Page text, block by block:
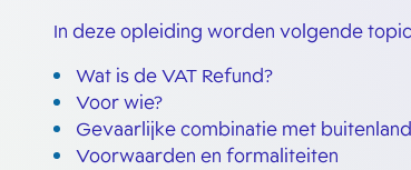
In deze opleiding worden volgende
Wat is de VAT Refund?
Voor wie?
Gevaarlijke combinatie met
Voorwaarden en formaliteiten